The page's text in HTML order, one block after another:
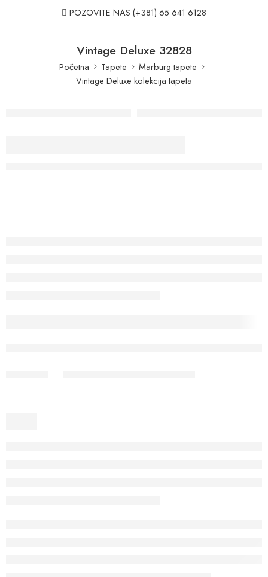
POZOVITE NAS (+381) 65 641 6128
Vintage Deluxe 32828
Početna Tapete
Marburg tapete
Vintage Deluxe kolekcija tapeta